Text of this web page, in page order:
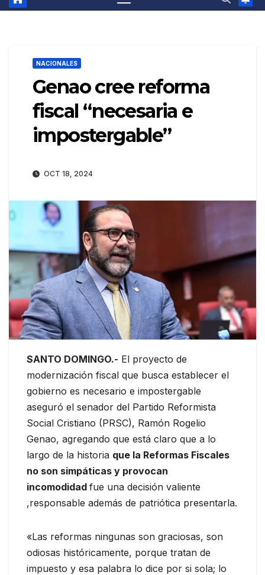
NACIONALES
Genao cree reforma
fiscal “necesaria e
impostergable”
OCT 18, 2024
SANTO DOMINGO.- El proyecto de
modernización fiscal que busca establecer el
gobierno es necesario e impostergable
aseguró el senador del Partido Reformista
Social Cristiano (PRSC), Ramón Rogelio
Genao, agregando que está claro que a lo
largo de la historia que la Reformas Fiscales
no son simpáticas y provocan
incomodidad fue una decisión valiente
,responsable además de patriótica presentarla.
«Las reformas ningunas son graciosas, son
odiosas históricamente, porque tratan de
impuesto y esa palabra lo dice por si sola; lo